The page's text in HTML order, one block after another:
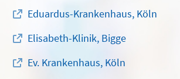
Eduardus-Krankenhaus, Köln
Elisabeth-Klinik, Bigge
Ev. Krankenhaus, Köln